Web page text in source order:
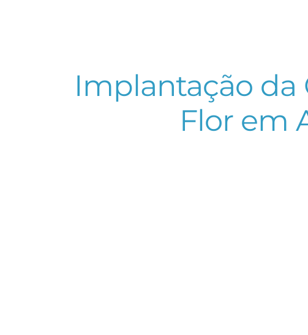
Implantação da
Flor em